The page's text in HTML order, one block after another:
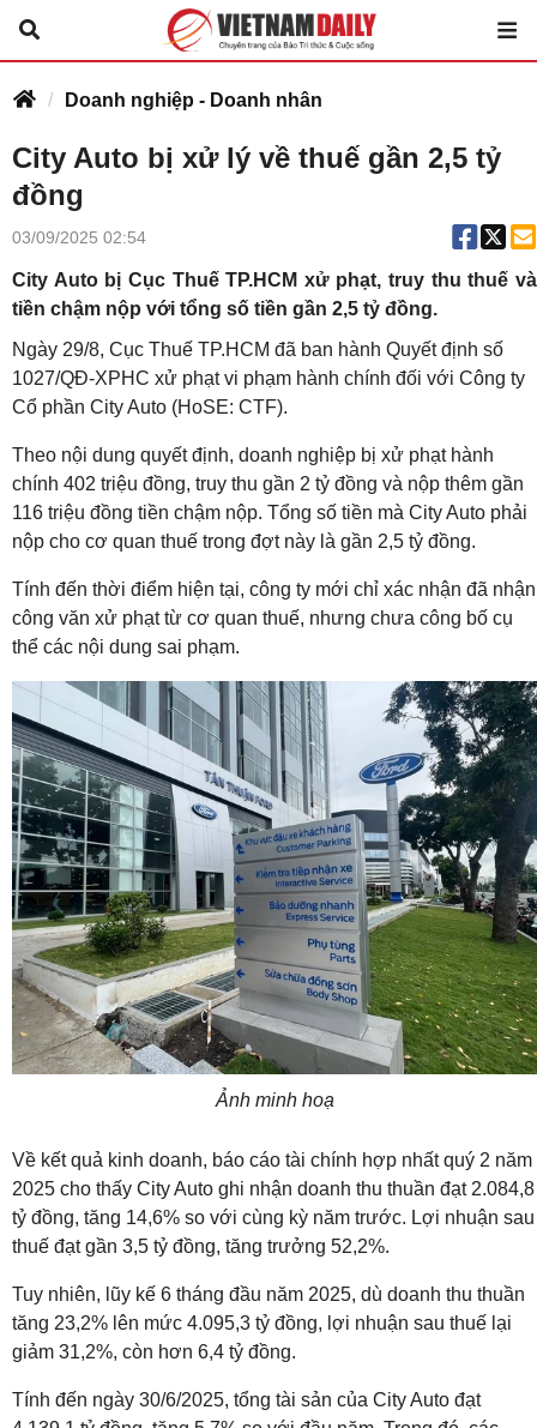
Doanh nghiệp - Doanh nhân
City Auto bị xử lý về thuế gần 2,5 tỷ
đồng
03/09/2025 02:54
City Auto bị Cục Thuế TP.HCM xử phạt, truy thu thuế và
tiền chậm nộp với tổng số tiền gần 2,5 tỷ đồng.
Ngày 29/8, Cục Thuế TP.HCM đã ban hành Quyết định số
1027/QĐ-XPHC xử phạt vi phạm hành chính đối với Công ty
Cổ phần City Auto (HoSE: CTF).
Theo nội dung quyết định, doanh nghiệp bị xử phạt hành
chính 402 triệu đồng, truy thu gần 2 tỷ đồng và nộp thêm gần
116 triệu đồng tiền chậm nộp. Tổng số tiền mà City Auto phải
nộp cho cơ quan thuế trong đợt này là gần 2,5 tỷ đồng.
Tính đến thời điểm hiện tại, công ty mới chỉ xác nhận đã nhận
công văn xử phạt từ cơ quan thuế, nhưng chưa công bố cụ
thể các nội dung sai phạm.
Ảnh minh hoạ
Về kết quả kinh doanh, báo cáo tài chính hợp nhất quý 2 năm
2025 cho thấy City Auto ghi nhận doanh thu thuần đạt 2.084,8
tỷ đồng, tăng 14,6% so với cùng kỳ năm trước. Lợi nhuận sau
thuế đạt gần 3,5 tỷ đồng, tăng trưởng 52,2%.
Tuy nhiên, lũy kế 6 tháng đầu năm 2025, dù doanh thu thuần
tăng 23,2% lên mức 4.095,3 tỷ đồng, lợi nhuận sau thuế lại
giảm 31,2%, còn hơn 6,4 tỷ đồng.
Tính đến ngày 30/6/2025, tổng tài sản của City Auto đạt